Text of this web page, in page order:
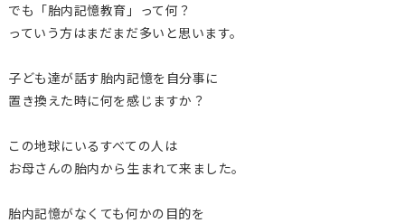
でも「胎内記憶教育」って何？
っていう方はまだまだ多いと思います。
子ども達が話す胎内記憶を自分事に
置き換えた時に何を感じますか？
この地球にいるすべての人は
お母さんの胎内から生まれて来ました。
胎内記憶がなくても何かの目的を